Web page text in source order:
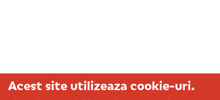
Acest site utilizeaza cookie-uri.